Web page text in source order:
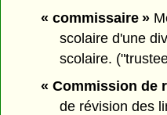
« commissaire »
scolaire d'une
scolaire.
« Commission de
de révision des